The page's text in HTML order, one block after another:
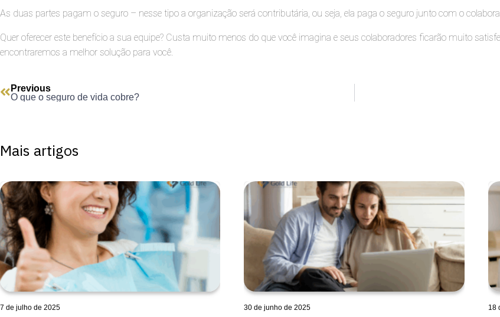
As duas partes pagam o seguro – nesse tipo a organização será contributária, ou seja, ela paga o seguro junto com o
Quer oferecer este benefício a sua equipe? Custa muito menos do que você imagina e seus colaboradores ficarão muito
encontraremos a melhor solução para você.
Previous
O que o seguro de vida cobre?
Mais artigos
7 de julho de 2025 30 de junho de 2025 18